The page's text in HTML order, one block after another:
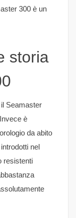
300 è un
storia
Seamaster
è
da abito
nel
resistenti